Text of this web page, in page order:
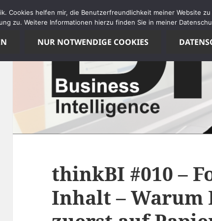
thinkBI #010 –
Inhalt – Warum
Cookies helfen mir, die Benutzerfreundlichkeit meiner Website
zu. Weitere Informationen hierzu finden Sie in meiner
NUR NOTWENDIGE COOKIES